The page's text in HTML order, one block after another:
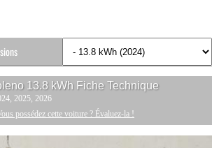
13.8 kWh Fiche Technique
2025, 2026
possédez cette voiture ? Évaluez-la !